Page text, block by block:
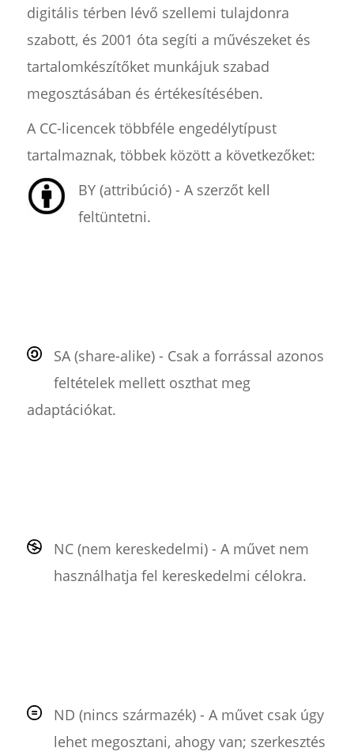
digitális térben lévő szellemi tulajdonra
szabott, és 2001 óta segíti a művészeket és
tartalomkészítőket munkájuk szabad
megosztásában és értékesítésében.
A CC-licencek többféle engedélytípust
tartalmaznak, többek között a következőket:
BY (attribúció) - A szerzőt kell
feltüntetni.
SA (share-alike) - Csak a forrással azonos
feltételek mellett oszthat meg
adaptációkat.
NC (nem kereskedelmi) - A művet nem
használhatja fel kereskedelmi célokra.
ND (nincs származék) - A művet csak úgy
lehet megosztani, ahogy van; szerkesztés